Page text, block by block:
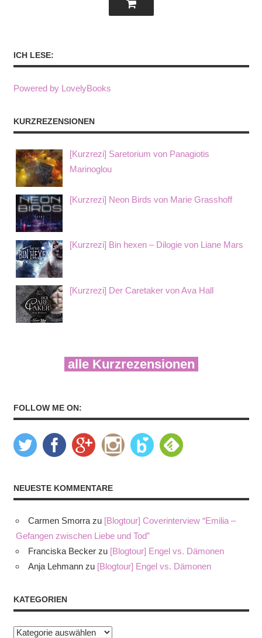
ICH LESE:
Powered by LovelyBooks
KURZREZENSIONEN
[Kurzrezi] Saretorium von Panagiotis
Marinoglou
[Kurzrezi] Neon Birds von Marie Grasshoff
[Kurzrezi] Bin hexen – Dilogie von Liane Mars
[Kurzrezi] Der Caretaker von Ava Hall
alle Kurzrezensionen
FOLLOW ME ON:
NEUESTE KOMMENTARE
Carmen Smorrazu [Blogtour] Coverinterview “Emilia –
Gefangen zwischen Liebe und Tod”
Franciska Becker zu [Blogtour] Engel vs. Dämonen
Anja Lehmann zu [Blogtour] Engel vs. Dämonen
KATEGORIEN
Kategorien